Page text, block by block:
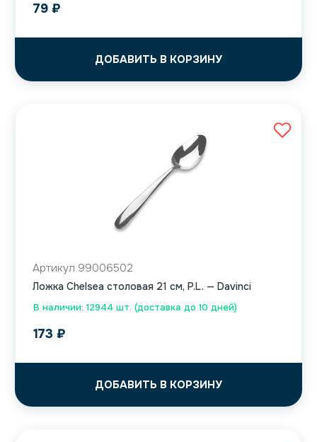
79 ₽
ДОБАВИТЬ В КОРЗИНУ
В наличии: 12944 шт. (доставка до 10 дней)
Артикул 99006502
Ложка Chelsea столовая 21 см, P.L. — Davinci
173 ₽
ДОБАВИТЬ В КОРЗИНУ